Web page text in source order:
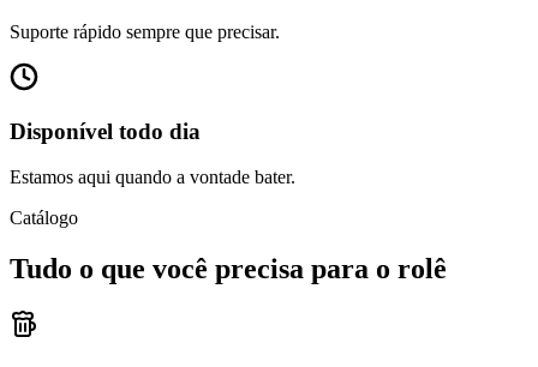
Suporte rápido sempre que precisar.
Disponível todo dia
Estamos aqui quando a vontade bater.
Catálogo
Tudo o que você precisa para o rolê